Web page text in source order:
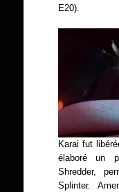
E20).
Karai fut
élaboré un
Shredder,
Splinter.